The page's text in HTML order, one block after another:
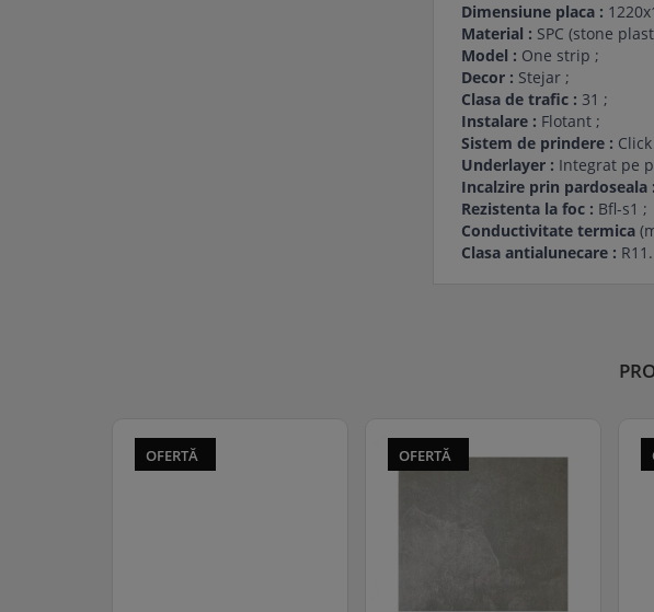
Dimensiune placa :
Material : SPC (stone
Model : One strip ;
Decor : Stejar ;
Clasa de trafic : 31 ;
Instalare : Flotant ;
Sistem de prindere :
Underlayer : Integrat pe
Incalzire prin pardoseala :
Rezistenta la foc : Bfl-s1 ;
Conductivitate termica
Clasa antialunecare : R11.
OFERTĂ OFERTĂ